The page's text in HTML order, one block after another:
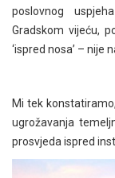
poslovnog
Gradskom vijeću,
‘ispred nosa’ – nije
Mi tek
ugrožavanja
prosvjeda ispred